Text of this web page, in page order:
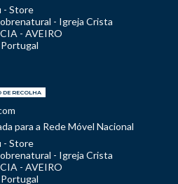
- Store
- Igreja Crista
- AVEIRO
DE RECOLHA
para a Rede Móvel Nacional
- Store
- Igreja Crista
- AVEIRO